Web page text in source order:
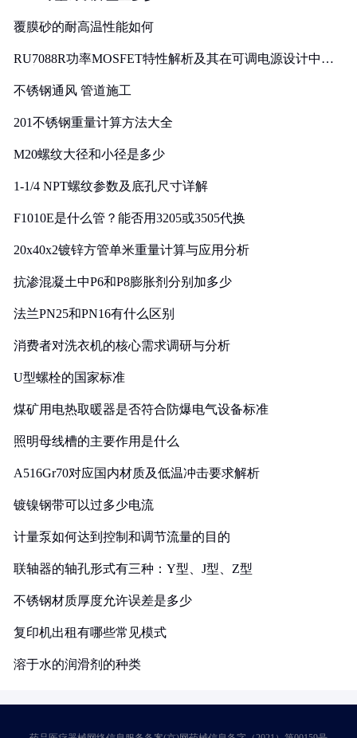
覆膜砂的耐高温性能如何
RU7088R功率MOSFET特性解析及其在可调电源设计中的
不锈钢通风 管道施工
201不锈钢重量计算方法大全
M20螺纹大径和小径是多少
1-1/4 NPT螺纹参数及底孔尺寸详解
F1010E是什么管？能否用3205或3505代换
20x40x2镀锌方管单米重量计算与应用分析
抗渗混凝土中P6和P8膨胀剂分别加多少
法兰PN25和PN16有什么区别
消费者对洗衣机的核心需求调研与分析
U型螺栓的国家标准
煤矿用电热取暖器是否符合防爆电气设备标准
照明母线槽的主要作用是什么
A516Gr70对应国内材质及低温冲击要求解析
镀镍钢带可以过多少电流
计量泵如何达到控制和调节流量的目的
联轴器的轴孔形式有三种：Y型、J型、Z型
不锈钢材质厚度允许误差是多少
复印机出租有哪些常见模式
溶于水的润滑剂的种类